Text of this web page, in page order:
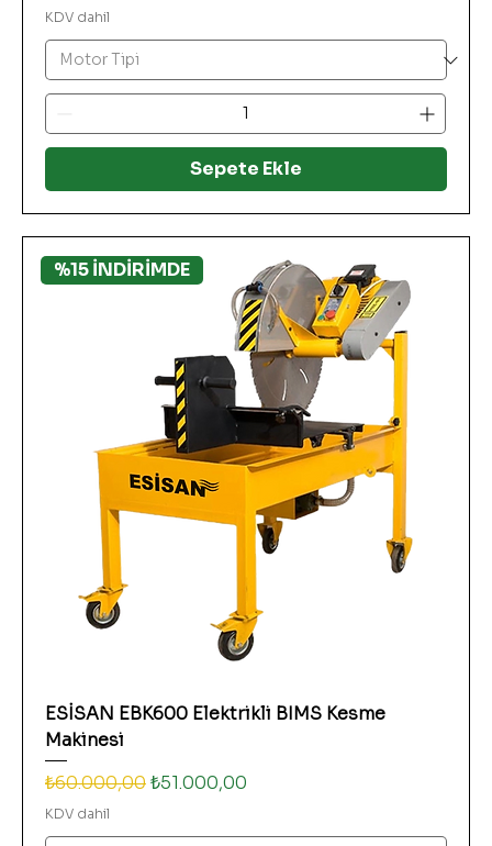
KDV dahil
Sepete Ekle
%15 İNDİRİMDE
ESİSAN EBK600 Elektrikli BIMS Kesme
Makinesi
Normal Fiyat
₺60.000,00İndirimli Fiyat
₺51.000,00
KDV dahil